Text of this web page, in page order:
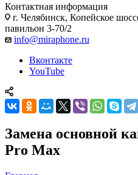
Контактная информация
г. Челябинск, Копейское
павильон 3-70/2
info@miraphone.ru
Вконтакте
YouTube
Замена основной
Pro Max